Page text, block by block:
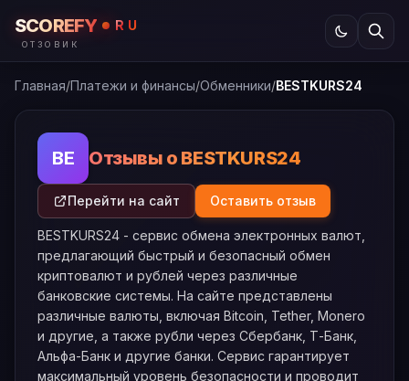
SCOREFY RU
ОТЗОВИК
Главная/Платежи и финансы/Обменники/BESTKURS24
BE Отзывы о BESTKURS24
Перейти на сайт Оставить отзыв
BESTKURS24 - сервис обмена электронных валют,
предлагающий быстрый и безопасный обмен
криптовалют и рублей через различные
банковские системы. На сайте представлены
различные валюты, включая Bitcoin, Tether, Monero
и другие, а также рубли через Сбербанк, Т-Банк,
Альфа-Банк и другие банки. Сервис гарантирует
максимальный уровень безопасности и проводит